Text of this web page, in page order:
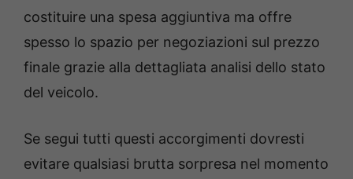
costituire una spesa aggiuntiva ma offre
spesso lo spazio per negoziazioni sul prezzo
finale grazie alla dettagliata analisi dello stato
del veicolo.
Se segui tutti questi accorgimenti dovresti
evitare qualsiasi brutta sorpresa nel momento